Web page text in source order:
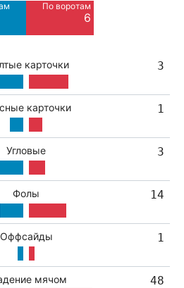
По воротам
6
карточки 3
карточки 1
Угловые 3
Фолы 14
Оффсайды 1
мячом 48